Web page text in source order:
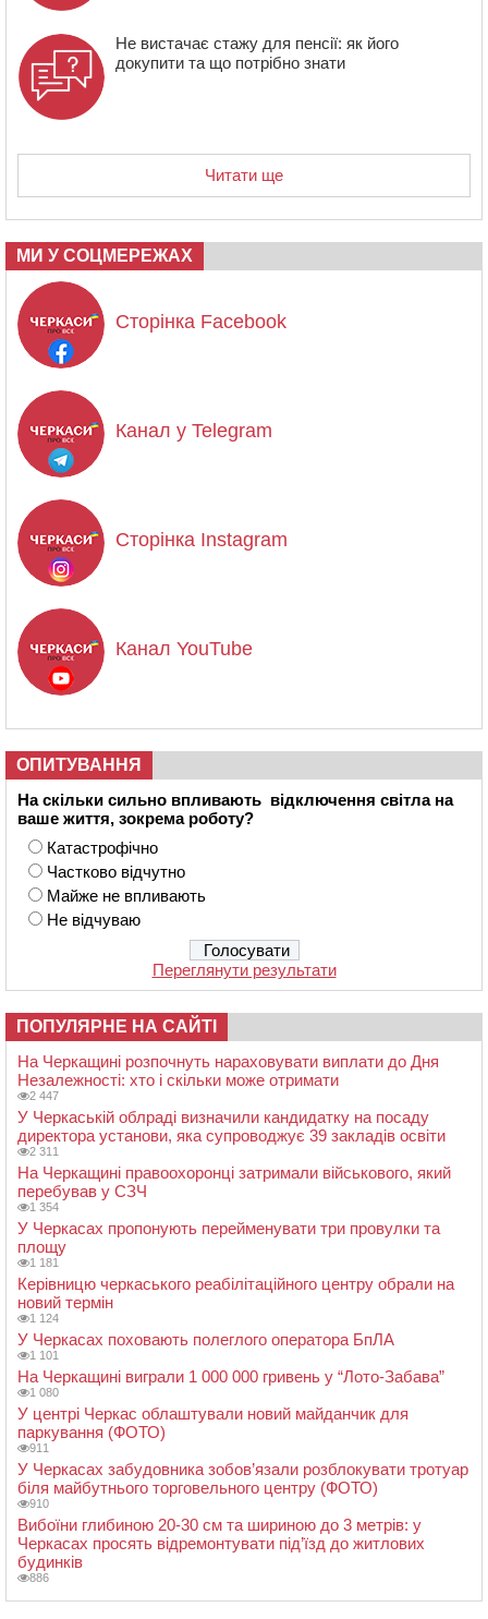
Не вистачає стажу для пенсії: як його
докупити та що потрібно знати
Читати ще
МИ У СОЦМЕРЕЖАХ
Сторінка Facebook
Канал у Telegram
Сторінка Instagram
Канал YouTube
ОПИТУВАННЯ
На скільки сильно впливають відключення світла на
ваше життя, зокрема роботу?
Катастрофічно
Частково відчутно
Майже не впливають
Не відчуваю
Переглянути результати
ПОПУЛЯРНЕ НА САЙТІ
На Черкащині розпочнуть нараховувати виплати до Дня
Незалежності: хто і скільки може отримати
2 447
У Черкаській облраді визначили кандидатку на посаду
директора установи, яка супроводжує 39 закладів освіти
2 311
На Черкащині правоохоронці затримали військового, який
перебував у СЗЧ
1 354
У Черкасах пропонують перейменувати три провулки та
площу
1 181
Керівницю черкаського реабілітаційного центру обрали на
новий термін
1 124
У Черкасах поховають полеглого оператора БпЛА
1 101
На Черкащині виграли 1 000 000 гривень у “Лото-Забава”
1 080
У центрі Черкас облаштували новий майданчик для
паркування (ФОТО)
911
У Черкасах забудовника зобов’язали розблокувати тротуар
біля майбутнього торговельного центру (ФОТО)
910
Вибоїни глибиною 20-30 см та шириною до 3 метрів: у
Черкасах просять відремонтувати під’їзд до житлових
будинків
886